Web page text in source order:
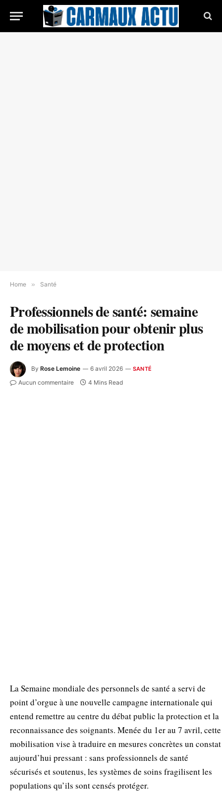
Home » Santé
Professionnels de santé: semaine
de mobilisation pour obtenir plus
de moyens et de protection
By Rose Lemoine 6 avril 2026 SANTÉ
Aucun commentaire 4 Mins Read
La Semaine mondiale des personnels de santé a servi de
point d’orgue à une nouvelle campagne internationale qui
entend remettre au centre du débat public la protection et la
reconnaissance des soignants. Menée du 1er au 7 avril, cette
mobilisation vise à traduire en mesures concrètes un constat
aujourd’hui pressant : sans professionnels de santé
sécurisés et soutenus, les systèmes de soins fragilisent les
populations qu’ils sont censés protéger.